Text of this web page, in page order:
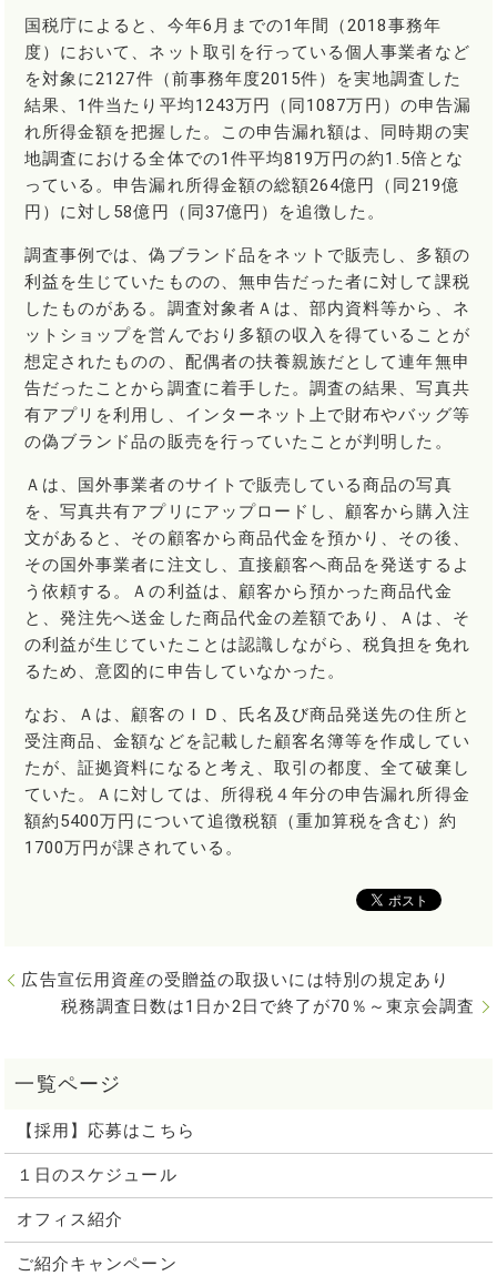
国税庁によると、今年6月までの1年間（2018事務年
度）において、ネット取引を行っている個人事業者など
を対象に2127件（前事務年度2015件）を実地調査した
結果、1件当たり平均1243万円（同1087万円）の申告漏
れ所得金額を把握した。この申告漏れ額は、同時期の実
地調査における全体での1件平均819万円の約1.5倍とな
っている。申告漏れ所得金額の総額264億円（同219億
円）に対し58億円（同37億円）を追徴した。
調査事例では、偽ブランド品をネットで販売し、多額の
利益を生じていたものの、無申告だった者に対して課税
したものがある。調査対象者Ａは、部内資料等から、ネ
ットショップを営んでおり多額の収入を得ていることが
想定されたものの、配偶者の扶養親族だとして連年無申
告だったことから調査に着手した。調査の結果、写真共
有アプリを利用し、インターネット上で財布やバッグ等
の偽ブランド品の販売を行っていたことが判明した。
Ａは、国外事業者のサイトで販売している商品の写真
を、写真共有アプリにアップロードし、顧客から購入注
文があると、その顧客から商品代金を預かり、その後、
その国外事業者に注文し、直接顧客へ商品を発送するよ
う依頼する。Ａの利益は、顧客から預かった商品代金
と、発注先へ送金した商品代金の差額であり、Ａは、そ
の利益が生じていたことは認識しながら、税負担を免れ
るため、意図的に申告していなかった。
なお、Ａは、顧客のＩＤ、氏名及び商品発送先の住所と
受注商品、金額などを記載した顧客名簿等を作成してい
たが、証拠資料になると考え、取引の都度、全て破棄し
ていた。Ａに対しては、所得税４年分の申告漏れ所得金
額約5400万円について追徴税額（重加算税を含む）約
1700万円が課されている。
広告宣伝用資産の受贈益の取扱いには特別の規定あり
税務調査日数は1日か2日で終了が70％～東京会調査
【採用】応募はこちら
１日のスケジュール
オフィス紹介
ご紹介キャンペーン